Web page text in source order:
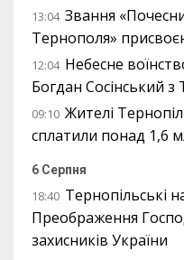
13:04 Звання
Тернополя»
12:04 Небесне
Богдан Сосінський
09:10 Жителі
сплатили понад 1,6
6 Серпня
18:40 Тернопільські
Преображення
захисників України